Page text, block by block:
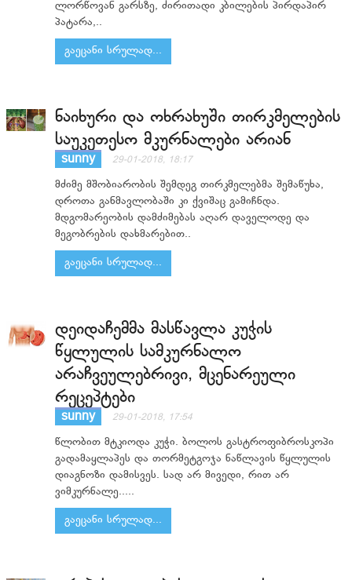
ლორწოვან გარსზე, ძირითადი კბილების პირდაპირ
პატარა,..
გაეცანი სრულად...
ნაიხური და ოხრახუში თირკმელების
საუკეთესო მკურნალები არიან
sunny 29-01-2018, 18:17
მძიმე მშობიარობის შემდეგ თირკმელებმა შემაწუხა,
დროთა განმავლობაში კი ქვიშაც გამიჩნდა.
მდგომარეობის დამძიმებას აღარ დაველოდე და
მეგობრების დახმარებით..
გაეცანი სრულად...
დეიდაჩემმა მასწავლა კუჭის
წყლულის სამკურნალო
არაჩვეულებრივი, მცენარეული
რეცეპტები
sunny 29-01-2018, 17:54
წლობით მტკიოდა კუჭი. ბოლოს გასტროფიბროსკოპი
გადამაყლაპეს და თორმეტგოჯა ნაწლავის წყლულის
დიაგნოზი დამისვეს. სად არ მივედი, რით არ
ვიმკურნალე.....
გაეცანი სრულად...